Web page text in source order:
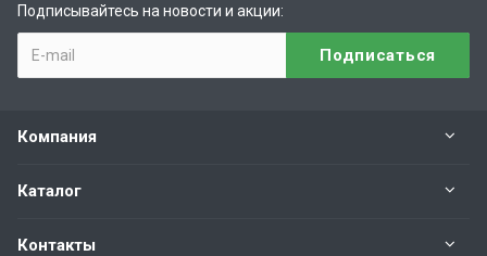
Подписывайтесь на новости и акции:
Компания
Каталог
Контакты